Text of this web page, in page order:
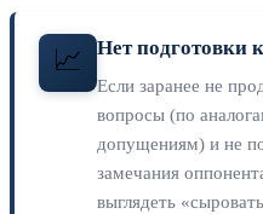
📈 Нет подготовки
Если заранее не
вопросы (по
допущениям) и не
замечания
выглядеть